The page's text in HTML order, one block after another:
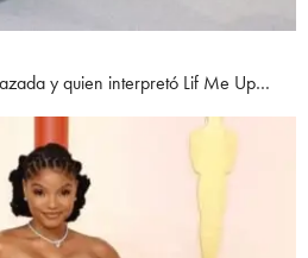
y quien interpretó Lif Me Up…